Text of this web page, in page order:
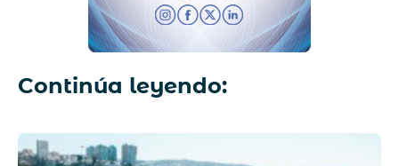
Continúa leyendo: